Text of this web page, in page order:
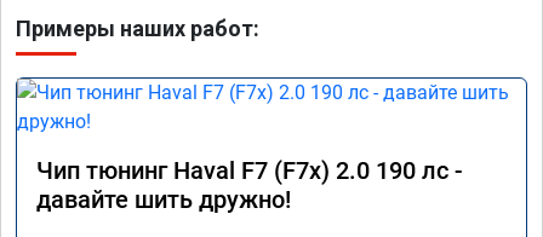
результатом. Ещё раз большое спасибо!
Процветания вашей компании.
Примеры наших работ:
Чип тюнинг Haval F7 (F7x) 2.0 190 лс -
давайте шить дружно!